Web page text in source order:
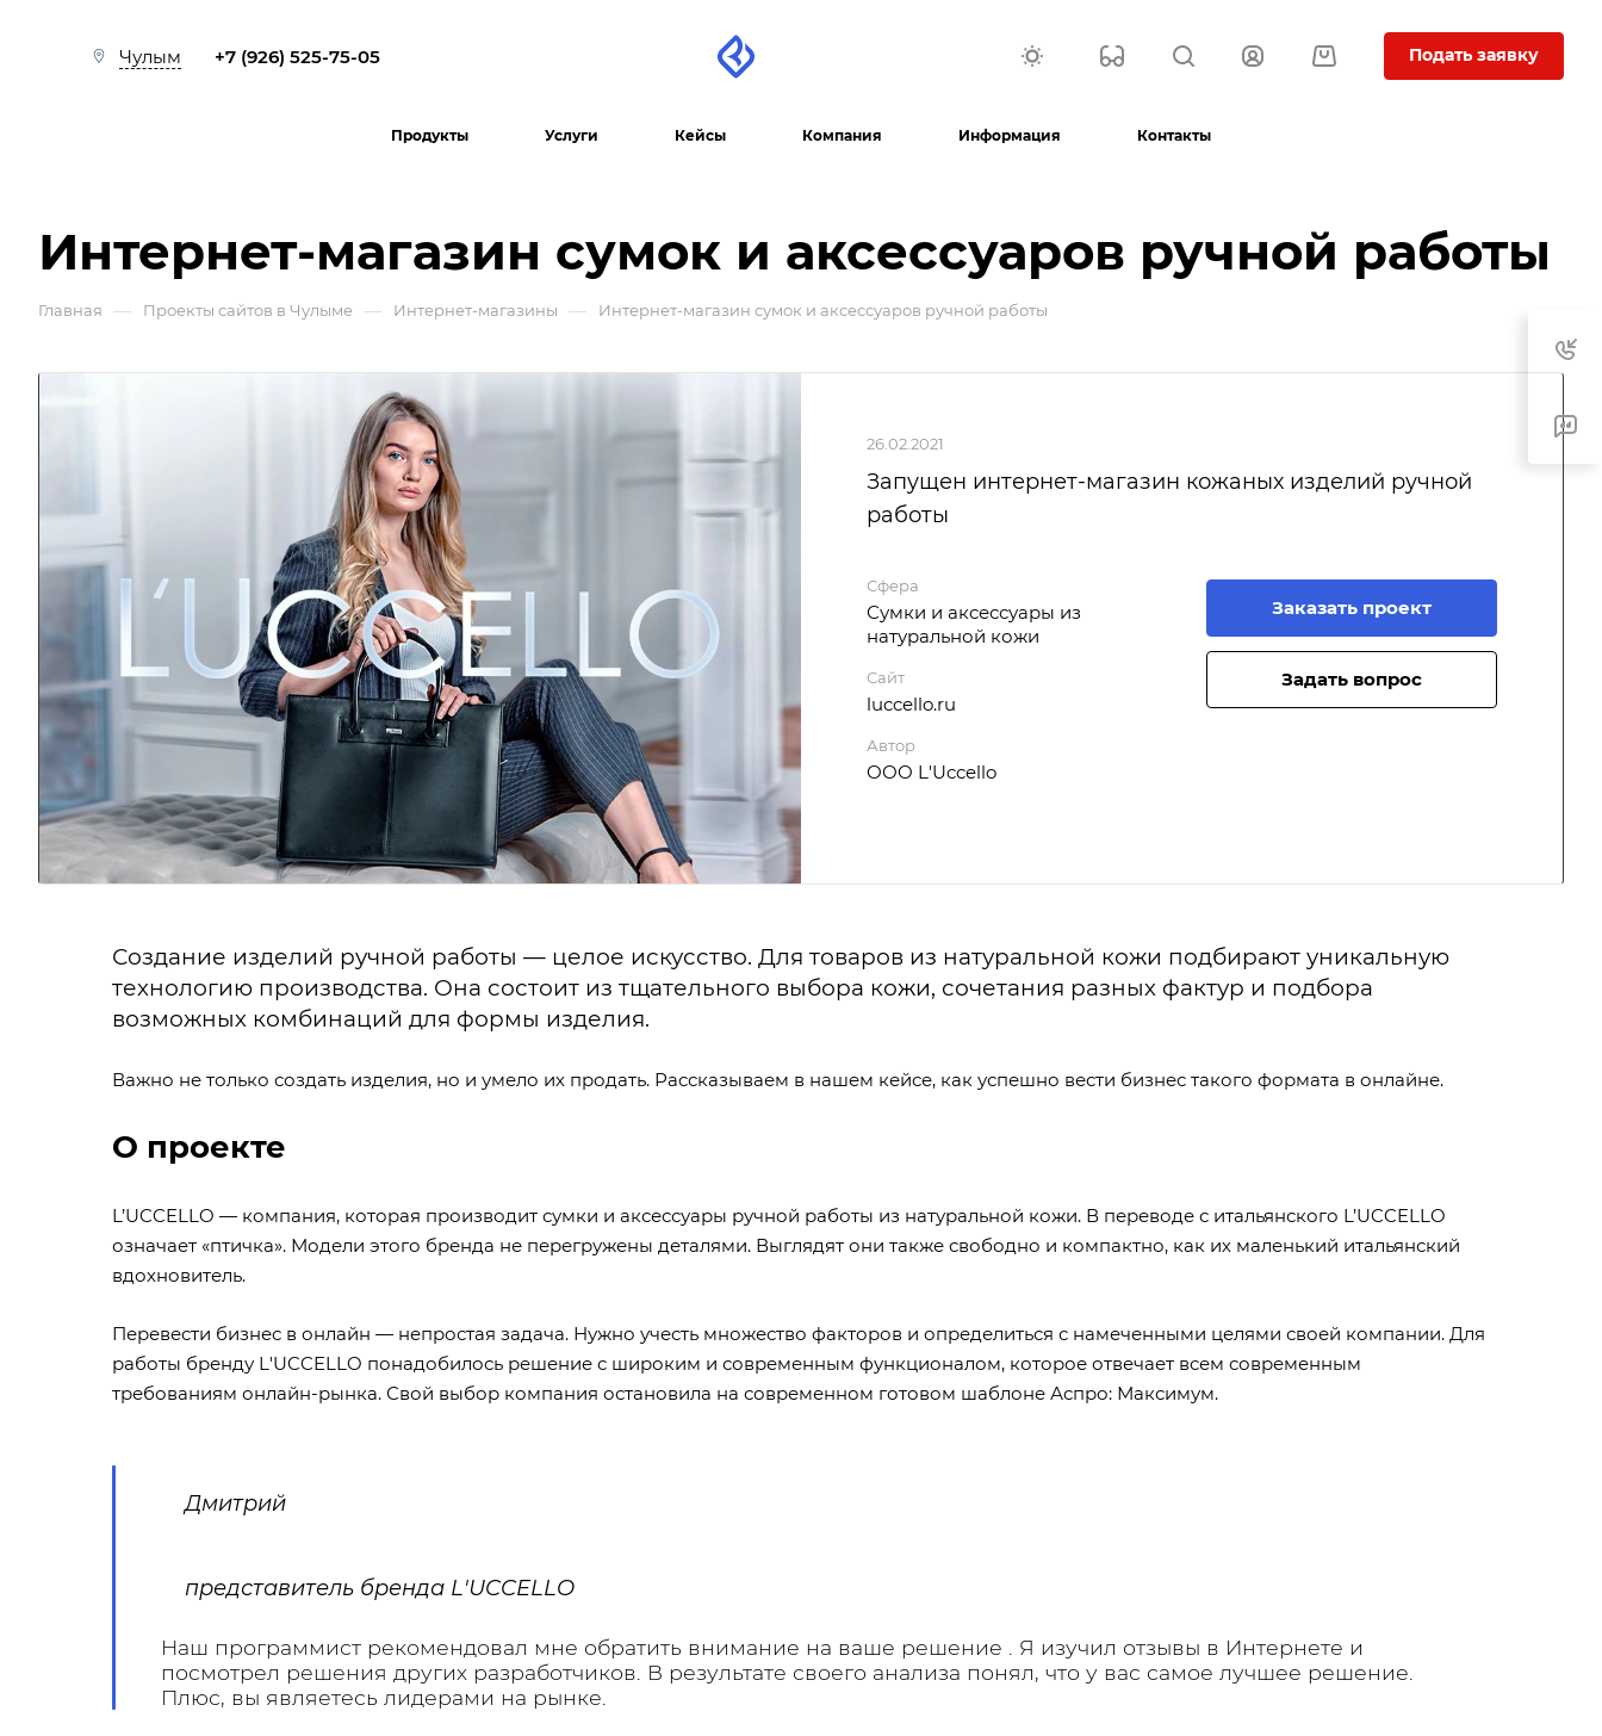
Чулым +7 (926) 525-75-05 Подать заявку
Продукты Услуги Кейсы Компания Информация Контакты
Интернет-магазин сумок и аксессуаров ручной работы
Главная — Проекты сайтов в Чулыме — Интернет-магазины — Интернет-магазин сумок и аксессуаров ручной работы
26.02.2021
Запущен интернет-магазин кожаных изделий ручной
работы
Сфера
Сумки и аксессуары из
натуральной кожи
Сайт
luccello.ru
Автор
ООО L'Uccello
Заказать проект
Задать вопрос
Создание изделий ручной работы — целое искусство. Для товаров из натуральной кожи подбирают уникальную
технологию производства. Она состоит из тщательного выбора кожи, сочетания разных фактур и подбора
возможных комбинаций для формы изделия.
Важно не только создать изделия, но и умело их продать. Рассказываем в нашем кейсе, как успешно вести бизнес такого формата в онлайне.
О проекте
L’UCCELLO — компания, которая производит сумки и аксессуары ручной работы из натуральной кожи. В переводе с итальянского L’UCCELLO
означает «птичка». Модели этого бренда не перегружены деталями. Выглядят они также свободно и компактно, как их маленький итальянский
вдохновитель.
Перевести бизнес в онлайн — непростая задача. Нужно учесть множество факторов и определиться с намеченными целями своей компании. Для
работы бренду L'UCCELLO понадобилось решение с широким и современным функционалом, которое отвечает всем современным
требованиям онлайн-рынка. Свой выбор компания остановила на современном готовом шаблоне Аспро: Максимум.
Дмитрий
представитель бренда L'UCCELLO
Наш программист рекомендовал мне обратить внимание на ваше решение . Я изучил отзывы в Интернете и
посмотрел решения других разработчиков. В результате своего анализа понял, что у вас самое лучшее решение.
Плюс, вы являетесь лидерами на рынке.